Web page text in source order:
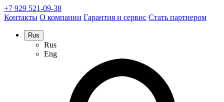
+7 929 521-09-38
Контакты О компании Гарантия и сервис Стать партнером
Rus
Rus
Eng